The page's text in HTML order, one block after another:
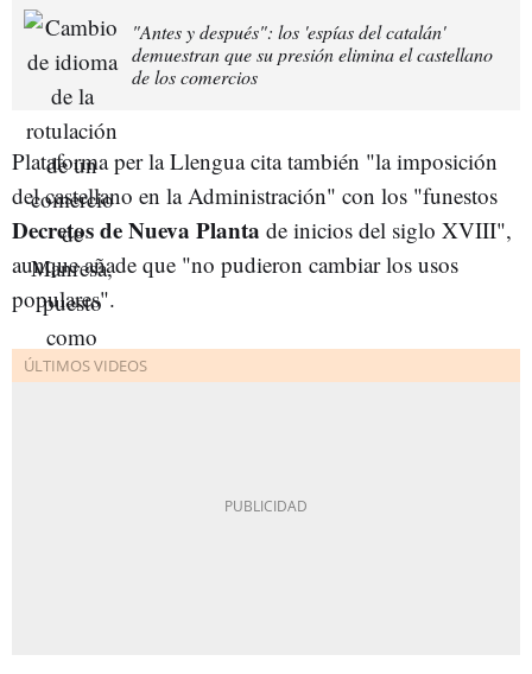
"Antes y después": los 'espías del catalán'
demuestran que su presión elimina el castellano
de los comercios
Plataforma per la Llengua cita también "la imposición
del castellano en la Administración" con los "funestos
Decretos de Nueva Planta de inicios del siglo XVIII",
aunque añade que "no pudieron cambiar los usos
populares".